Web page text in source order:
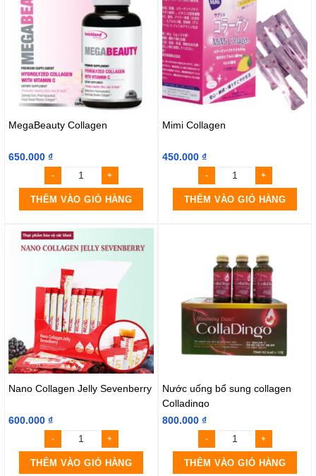
MegaBeauty Collagen
650.000 ₫
THÊM VÀO GIỎ HÀNG
Mimi Collagen
450.000 ₫
THÊM VÀO GIỎ HÀNG
Nano Collagen Jelly Sevenberry
600.000 ₫
THÊM VÀO GIỎ HÀNG
Nước uống bổ sung collagen
Colladingo
800.000 ₫
THÊM VÀO GIỎ HÀNG